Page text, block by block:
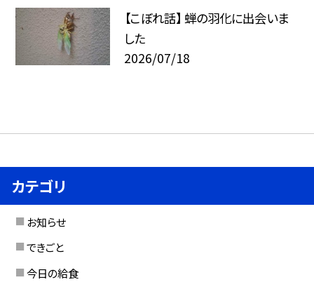
【こぼれ話】 蝉の羽化に出会いま
した
2026/07/18
カテゴリ
お知らせ
できごと
今日の給食